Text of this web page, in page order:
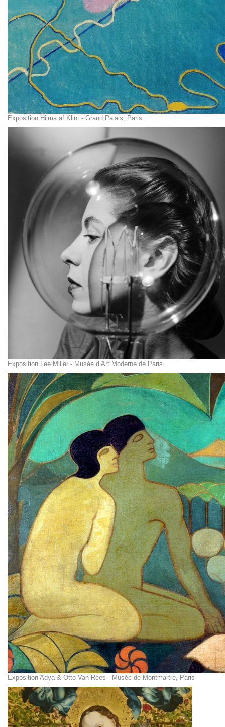
Exposition Hilma af Klint - Grand Palais, Paris
Exposition Lee Miller - Musée d’Art Moderne de Paris
Exposition Adya & Otto Van Rees - Musée de Montmartre, Paris